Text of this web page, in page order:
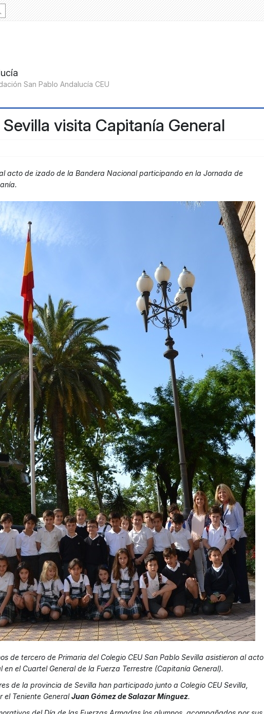
visita Capitanía General
acto de izado de la Bandera Nacional participando en la Jornada de
de tercero de Primaria del Colegio CEU San Pablo Sevilla asistieron al acto
el Cuartel General de la Fuerza Terrestre (Capitanía General).
de la provincia de Sevilla han participado junto a Colegio CEU Sevilla,
el Teniente GeneralJuan Gómez de Salazar Mínguez.